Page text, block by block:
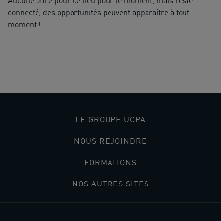
connecté, des opportunités peuvent apparaître à tout
moment !
LE GROUPE UCPA
NOUS REJOINDRE
FORMATIONS
NOS AUTRES SITES